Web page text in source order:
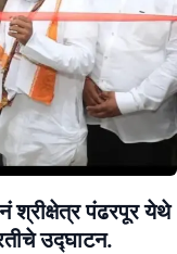
श्रीक्षेत्र पंढरपूर येथे
उद्घाटन.